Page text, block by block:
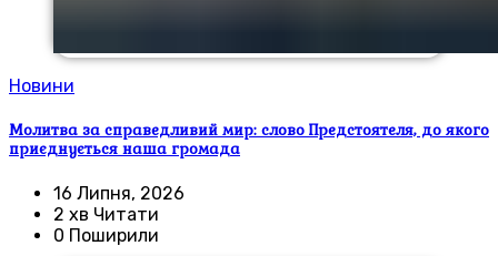
Новини
Молитва за справедливий мир: слово Предстоятеля, до якого
приєднується наша громада
16 Липня, 2026
2 хв Читати
0 Поширили